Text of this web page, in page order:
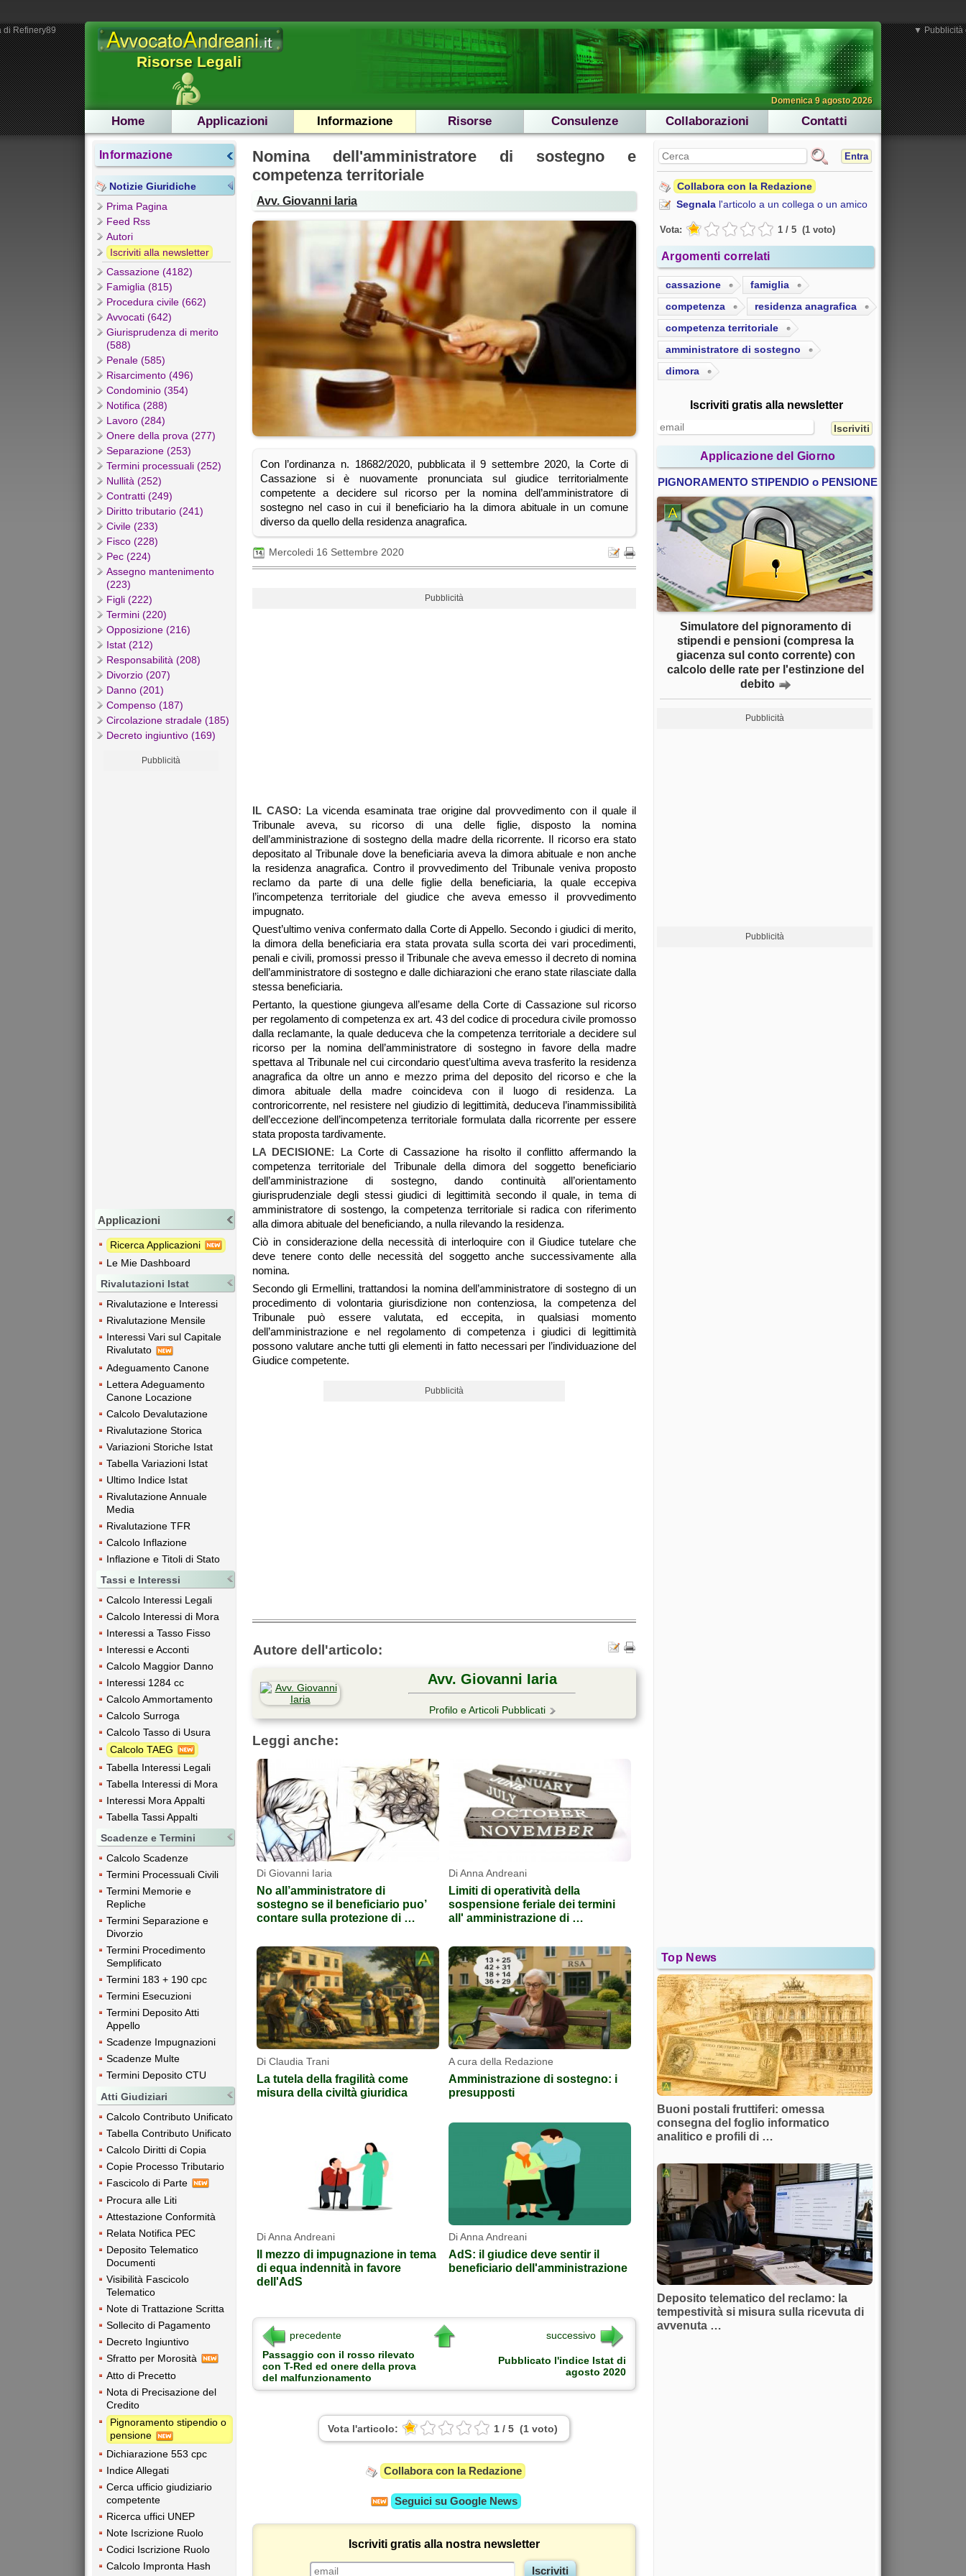
Risorse Legali
Domenica 9 agosto 2026
Home Applicazioni Informazione Risorse Consulenze Collaborazioni Contatti
Informazione
Notizie Giuridiche
Prima Pagina
Feed Rss
Autori
Iscriviti alla newsletter
Cassazione (4182)
Famiglia (815)
Procedura civile (662)
Avvocati (642)
Giurisprudenza di merito
(588)
Penale (585)
Risarcimento (496)
Condominio (354)
Notifica (288)
Lavoro (284)
Onere della prova (277)
Separazione (253)
Termini processuali (252)
Nullità (252)
Contratti (249)
Diritto tributario (241)
Civile (233)
Fisco (228)
Pec (224)
Assegno mantenimento
(223)
Figli (222)
Termini (220)
Opposizione (216)
Istat (212)
Responsabilità (208)
Divorzio (207)
Danno (201)
Compenso (187)
Circolazione stradale (185)
Decreto ingiuntivo (169)
Pubblicità
Applicazioni
Ricerca Applicazioni
Le Mie Dashboard
Rivalutazioni Istat
Rivalutazione e Interessi
Rivalutazione Mensile
Interessi Vari sul Capitale
Rivalutato
Adeguamento Canone
Lettera Adeguamento
Canone Locazione
Calcolo Devalutazione
Rivalutazione Storica
Variazioni Storiche Istat
Tabella Variazioni Istat
Ultimo Indice Istat
Rivalutazione Annuale
Media
Rivalutazione TFR
Calcolo Inflazione
Inflazione e Titoli di Stato
Tassi e Interessi
Calcolo Interessi Legali
Calcolo Interessi di Mora
Interessi a Tasso Fisso
Interessi e Acconti
Calcolo Maggior Danno
Interessi 1284 cc
Calcolo Ammortamento
Calcolo Surroga
Calcolo Tasso di Usura
Calcolo TAEG
Tabella Interessi Legali
Tabella Interessi di Mora
Interessi Mora Appalti
Tabella Tassi Appalti
Scadenze e Termini
Calcolo Scadenze
Termini Processuali Civili
Termini Memorie e
Repliche
Termini Separazione e
Divorzio
Termini Procedimento
Semplificato
Termini 183 + 190 cpc
Termini Esecuzioni
Termini Deposito Atti
Appello
Scadenze Impugnazioni
Scadenze Multe
Termini Deposito CTU
Atti Giudiziari
Calcolo Contributo Unificato
Tabella Contributo Unificato
Calcolo Diritti di Copia
Copie Processo Tributario
Fascicolo di Parte
Procura alle Liti
Attestazione Conformità
Relata Notifica PEC
Deposito Telematico
Documenti
Visibilità Fascicolo
Telematico
Note di Trattazione Scritta
Sollecito di Pagamento
Decreto Ingiuntivo
Sfratto per Morosità
Atto di Precetto
Nota di Precisazione del
Credito
Pignoramento stipendio o
pensione
Dichiarazione 553 cpc
Indice Allegati
Cerca ufficio giudiziario
competente
Ricerca uffici UNEP
Note Iscrizione Ruolo
Codici Iscrizione Ruolo
Calcolo Impronta Hash
Nomina dell'amministratore di sostegno e
competenza territoriale
Avv. Giovanni Iaria
Con l’ordinanza n. 18682/2020, pubblicata il 9 settembre 2020, la Corte di
Cassazione si è nuovamente pronunciata sul giudice territorialmente
competente a decidere sul ricorso per la nomina dell’amministratore di
sostegno nel caso in cui il beneficiario ha la dimora abituale in un comune
diverso da quello della residenza anagrafica.
Mercoledi 16 Settembre 2020
Pubblicità
IL CASO: La vicenda esaminata trae origine dal provvedimento con il quale il
Tribunale aveva, su ricorso di una delle figlie, disposto la nomina
dell’amministrazione di sostegno della madre della ricorrente. Il ricorso era stato
depositato al Tribunale dove la beneficiaria aveva la dimora abituale e non anche
la residenza anagrafica. Contro il provvedimento del Tribunale veniva proposto
reclamo da parte di una delle figlie della beneficiaria, la quale eccepiva
l’incompetenza territoriale del giudice che aveva emesso il provvedimento
impugnato.
Quest’ultimo veniva confermato dalla Corte di Appello. Secondo i giudici di merito,
la dimora della beneficiaria era stata provata sulla scorta dei vari procedimenti,
penali e civili, promossi presso il Tribunale che aveva emesso il decreto di nomina
dell’amministratore di sostegno e dalle dichiarazioni che erano state rilasciate dalla
stessa beneficiaria.
Pertanto, la questione giungeva all’esame della Corte di Cassazione sul ricorso
per regolamento di competenza ex art. 43 del codice di procedura civile promosso
dalla reclamante, la quale deduceva che la competenza territoriale a decidere sul
ricorso per la nomina dell’amministratore di sostegno in favore della madre
spettava al Tribunale nel cui circondario quest’ultima aveva trasferito la residenza
anagrafica da oltre un anno e mezzo prima del deposito del ricorso e che la
dimora abituale della madre coincideva con il luogo di residenza. La
controricorrente, nel resistere nel giudizio di legittimità, deduceva l’inammissibilità
dell’eccezione dell’incompetenza territoriale formulata dalla ricorrente per essere
stata proposta tardivamente.
LA DECISIONE: La Corte di Cassazione ha risolto il conflitto affermando la
competenza territoriale del Tribunale della dimora del soggetto beneficiario
dell’amministrazione di sostegno, dando continuità all’orientamento
giurisprudenziale degli stessi giudici di legittimità secondo il quale, in tema di
amministratore di sostengo, la competenza territoriale si radica con riferimento
alla dimora abituale del beneficiando, a nulla rilevando la residenza.
Ciò in considerazione della necessità di interloquire con il Giudice tutelare che
deve tenere conto delle necessità del soggetto anche successivamente alla
nomina.
Secondo gli Ermellini, trattandosi la nomina dell’amministratore di sostegno di un
procedimento di volontaria giurisdizione non contenziosa, la competenza del
Tribunale può essere valutata, ed eccepita, in qualsiasi momento
dell’amministrazione e nel regolamento di competenza i giudici di legittimità
possono valutare anche tutti gli elementi in fatto necessari per l’individuazione del
Giudice competente.
Pubblicità
Autore dell'articolo:
Avv. Giovanni Iaria
Profilo e Articoli Pubblicati
Leggi anche:
Di Giovanni Iaria
No all’amministratore di
sostegno se il beneficiario puo’
contare sulla protezione di …
Di Anna Andreani
Limiti di operatività della
sospensione feriale dei termini
all' amministrazione di …
Di Claudia Trani
La tutela della fragilità come
misura della civiltà giuridica
A cura della Redazione
Amministrazione di sostegno: i
presupposti
Di Anna Andreani
Il mezzo di impugnazione in tema
di equa indennità in favore
dell'AdS
Di Anna Andreani
AdS: il giudice deve sentir il
beneficiario dell'amministrazione
precedente
successivo
Passaggio con il rosso rilevato
con T-Red ed onere della prova
del malfunzionamento
Pubblicato l'indice Istat di
agosto 2020
Vota l'articolo: 1 / 5 (1 voto)
Collabora con la Redazione
Seguici su Google News
Iscriviti gratis alla nostra newsletter
Entra
Collabora con la Redazione
Segnala l'articolo a un collega o un amico
Vota: 1 / 5 (1 voto)
Argomenti correlati
cassazione
famiglia
competenza
residenza anagrafica
competenza territoriale
amministratore di sostegno
dimora
Iscriviti gratis alla newsletter
Applicazione del Giorno
PIGNORAMENTO STIPENDIO o PENSIONE
Simulatore del pignoramento di
stipendi e pensioni (compresa la
giacenza sul conto corrente) con
calcolo delle rate per l'estinzione del
debito
Pubblicità
Pubblicità
Top News
Buoni postali fruttiferi: omessa
consegna del foglio informatico
analitico e profili di …
Deposito telematico del reclamo: la
tempestività si misura sulla ricevuta di
avvenuta …
Refinery89 ▼ Pubblicità